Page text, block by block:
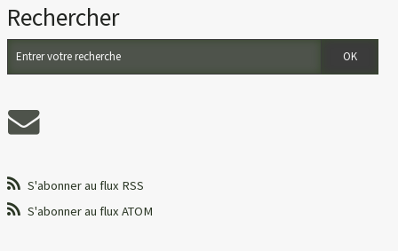
Rechercher
S'abonner au flux RSS
S'abonner au flux ATOM